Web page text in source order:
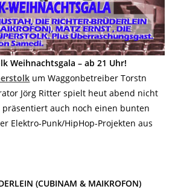
Weihnachtsgala – ab 21 Uhr!
um Waggonbetreiber Torstn
Jörg Ritter spielt heut abend nicht
auch noch einen bunten
Elektro-Punk/HipHop-Projekten aus
(CUBINAM & MAIKROFON)